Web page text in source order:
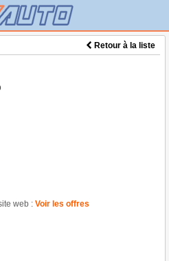
Retour à la liste
web : Voir les offres